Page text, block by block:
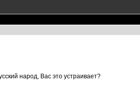
народ, Вас это устраивает?